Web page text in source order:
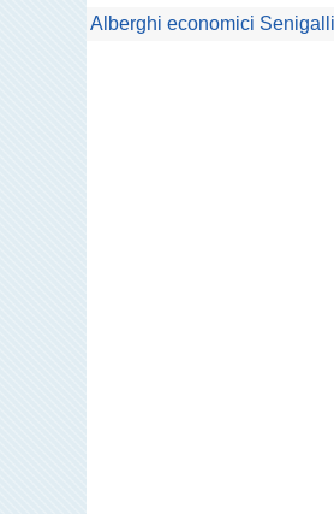
Alberghi economici